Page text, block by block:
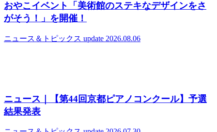
おやこイベント「美術館のステキなデザインをさ
がそう！」を開催！
ニュース＆トピックス update 2026.08.06
ニュース｜【第44回京都ピアノコンクール】予選
結果発表